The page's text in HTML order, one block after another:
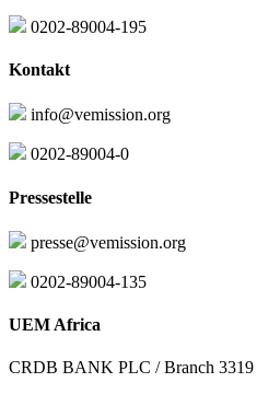
0202-89004-195
Kontakt
info@vemission.org
0202-89004-0
Pressestelle
presse@vemission.org
0202-89004-135
UEM Africa
CRDB BANK PLC / Branch 3319